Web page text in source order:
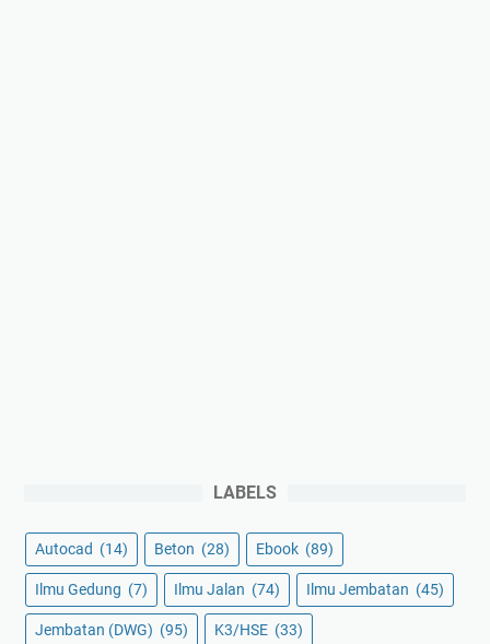
LABELS
Autocad (14) Beton (28) Ebook (89)
Ilmu Gedung (7) Ilmu Jalan (74) Ilmu Jembatan (45)
Jembatan (DWG) (95) K3/HSE (33)